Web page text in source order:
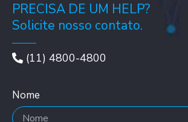
PRECISA DE UM HELP?
Solicite nosso contato.
(11) 4800-4800
Nome